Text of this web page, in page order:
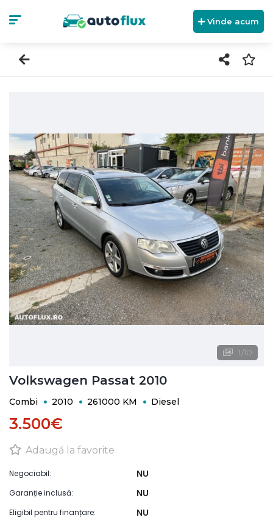
Vinde acum
1/10
Volkswagen Passat 2010
Combi 2010 261000 KM Diesel
3.500€
Adaugă la favorite
Negociabil: NU
Garanție inclusă: NU
Eligibil pentru finanțare: NU